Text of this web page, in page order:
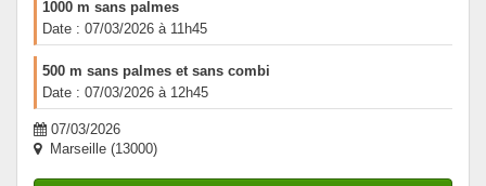
1000 m sans palmes
Date : 07/03/2026 à 11h45
500 m sans palmes et sans combi
Date : 07/03/2026 à 12h45
07/03/2026
Marseille (13000)